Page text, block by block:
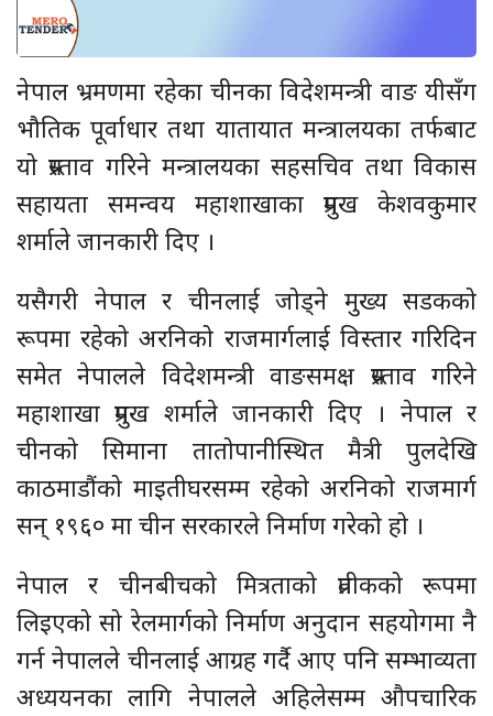
नेपाल भ्रमणमा रहेका चीनका विदेशमन्त्री वाङ यीसँग
भौतिक पूर्वाधार तथा यातायात मन्त्रालयका तर्फबाट
यो प्रस्ताव गरिने मन्त्रालयका सहसचिव तथा विकास
सहायता समन्वय महाशाखाका प्रमुख केशवकुमार
शर्माले जानकारी दिए ।
यसैगरी नेपाल र चीनलाई जोड्ने मुख्य सडकको
रूपमा रहेको अरनिको राजमार्गलाई विस्तार गरिदिन
समेत नेपालले विदेशमन्त्री वाङसमक्ष प्रस्ताव गरिने
महाशाखा प्रमुख शर्माले जानकारी दिए । नेपाल र
चीनको सिमाना तातोपानीस्थित मैत्री पुलदेखि
काठमाडौंको माइतीघरसम्म रहेको अरनिको राजमार्ग
सन् १९६० मा चीन सरकारले निर्माण गरेको हो ।
नेपाल र चीनबीचको मित्रताको प्रतीकको रूपमा
लिइएको सो रेलमार्गको निर्माण अनुदान सहयोगमा नै
गर्न नेपालले चीनलाई आग्रह गर्दै आए पनि सम्भाव्यता
अध्ययनका लागि नेपालले अहिलेसम्म औपचारिक